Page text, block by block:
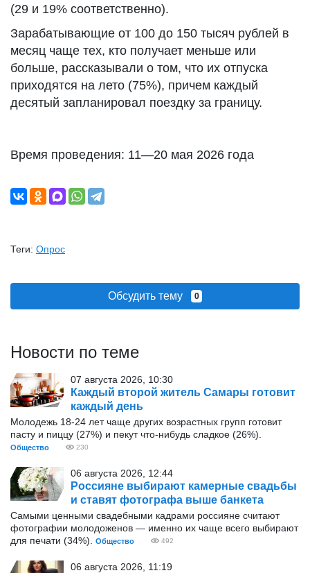
(29 и 19% соответственно).
Зарабатывающие от 100 до 150 тысяч рублей в
месяц чаще тех, кто получает меньше или
больше, рассказывали о том, что их отпуска
приходятся на лето (75%), причем каждый
десятый запланировал поездку за границу.
Время проведения: 11—20 мая 2026 года
Теги: Опрос
Обсудить тему 0
Новости по теме
07 августа 2026, 10:30
Каждый второй житель Самары готовит
каждый день
Молодежь 18-24 лет чаще других возрастных групп готовит
пасту и пиццу (27%) и пекут что-нибудь сладкое (26%).
Общество 230
06 августа 2026, 12:44
Россияне выбирают камерные свадьбы
и ставят фотографа выше банкета
Самыми ценными свадебными кадрами россияне считают
фотографии молодоженов — именно их чаще всего выбирают
для печати (34%).
Общество 492
06 августа 2026, 11:19